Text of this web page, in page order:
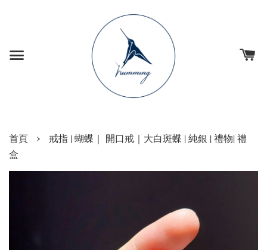
首頁 ›
戒指 | 蝴蝶｜ 開口戒｜大白斑蝶 | 純銀 | 禮物| 禮
盒